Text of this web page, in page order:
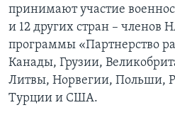
принимают участие
и 12 других стран – членов
программы «Партнерство
Канады, Грузии,
Литвы, Норвегии, Польши,
Турции и США.